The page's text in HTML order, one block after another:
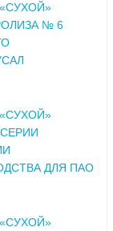
№ 6
ДЛЯ ПАО